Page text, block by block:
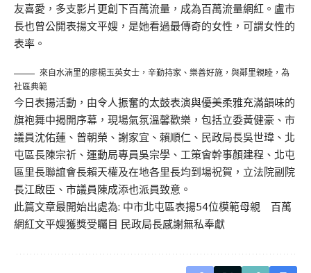
友喜愛，多支影片更創下百萬流量，成為百萬流量網紅。盧市
長也曾公開表揚文平嫂，是她看過最傳奇的女性，可謂女性的
表率。
來自水湳里的廖楊玉英女士，辛勤持家、樂善好施，與鄰里親睦，為
社區典範
今日表揚活動，由令人振奮的太鼓表演與優美柔雅充滿韻味的
旗袍舞中揭開序幕，現場氣氛溫馨歡樂，包括立委黃健豪、市
議員沈佑蓮、曾朝榮、謝家宜、賴順仁、民政局長吳世瑋、北
屯區長陳宗祈、運動局專員吳宗學、工策會幹事顏建程、北屯
區里長聯誼會長賴天權及在地各里長均到場祝賀，立法院副院
長江啟臣、市議員陳成添也派員致意。
此篇文章最開始出處為: 中市北屯區表揚54位模範母親 百萬
網紅文平嫂獲獎受矚目 民政局長感謝無私奉獻